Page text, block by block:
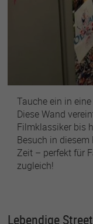
Tauche ein in
Diese Wand
Filmklassiker bis
Besuch in
Zeit – perfekt für
zugleich!
Lebendige